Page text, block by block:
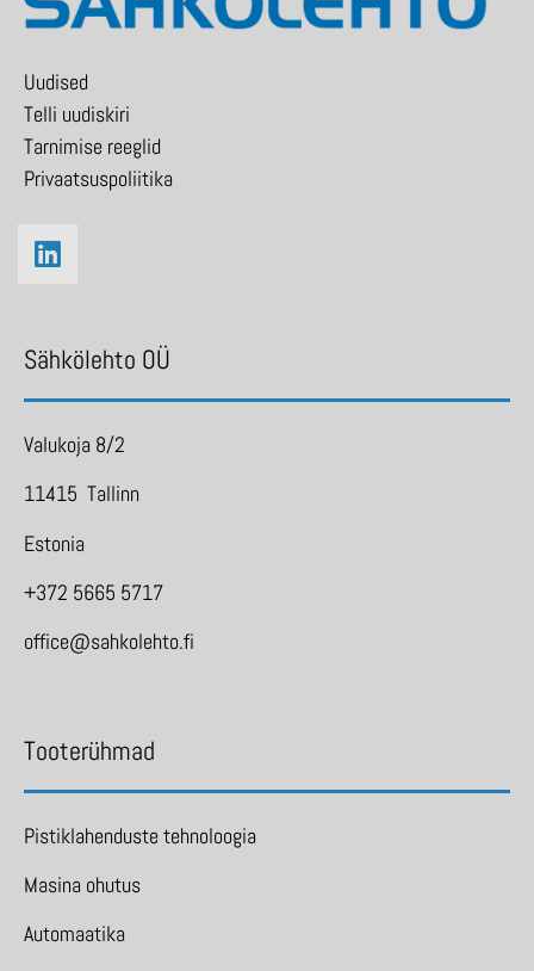
Uudised
Telli uudiskiri
Tarnimise reeglid
Privaatsuspoliitika
Sähkölehto OÜ
Valukoja 8/2
11415 Tallinn
Estonia
+372 5665 5717
office@sahkolehto.fi
Tooterühmad
Pistiklahenduste tehnoloogia
Masina ohutus
Automaatika